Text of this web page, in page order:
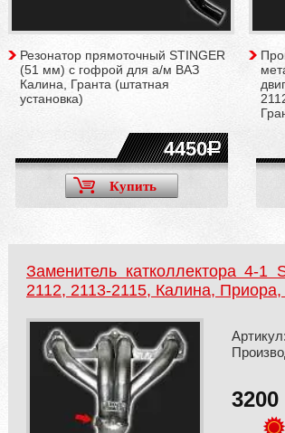
Резонатор прямоточный STINGER
(51 мм) с гофрой для а/м ВАЗ
Калина, Гранта (штатная
установка)
4450
Купить
Заменитель катколлектора 4-
2112, 2113-2115, Калина, Приора,
3200